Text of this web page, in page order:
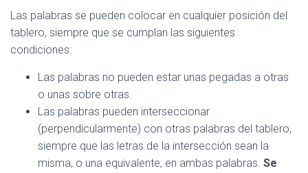
Las palabras se pueden colocar en cualquier posición del
tablero, siempre que se cumplan las siguientes
condiciones:
Las palabras no pueden estar unas pegadas a otras
o unas sobre otras.
Las palabras pueden interseccionar
(perpendicularmente) con otras palabras del tablero,
siempre que las letras de la intersección sean la
misma, o una equivalente, en ambas palabras. Se